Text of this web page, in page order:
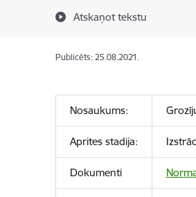
Atskaņot tekstu
Publicēts: 25.08.2021.
Nosaukums:
Aprites stadija:
Dokumenti